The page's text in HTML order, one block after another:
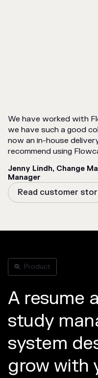
We have worked with
we have such a good
now an in-house
recommend using
and as we say in
people.
Jenny Lindh, Change
Manager
Read customer
 Product
A resume
study
system
grow with